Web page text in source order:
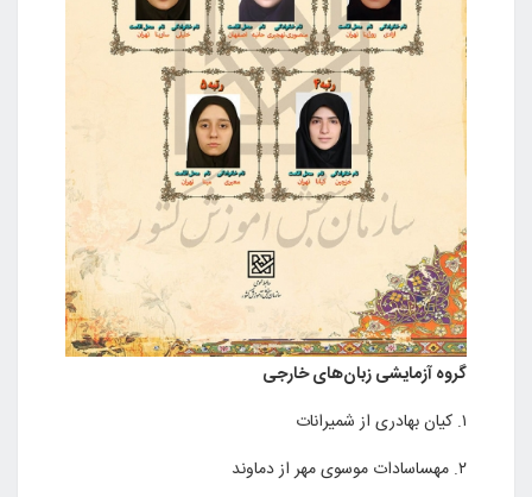
گروه آزمایشی زبان‌های خارجی
۱. کیان بهادری از شمیرانات
۲. مهساسادات موسوی مهر از دماوند